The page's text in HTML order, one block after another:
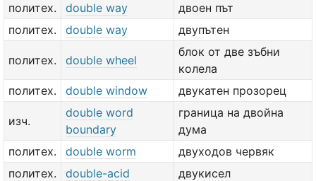
политех. double way
двоен път
политех.
double way двупътен
политех. double wheel
блок от две зъбни
колела
политех.
double window двукатен прозорец
изч.
double word
boundary
граница на двойна
дума
политех.
double worm
двуходов червяк
политех.
double-acid
двукисел